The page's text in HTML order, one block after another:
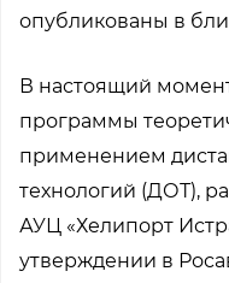
опубликованы в
В настоящий
программы
применением
технологий (ДОТ),
АУЦ «Хелипорт
утверждении в